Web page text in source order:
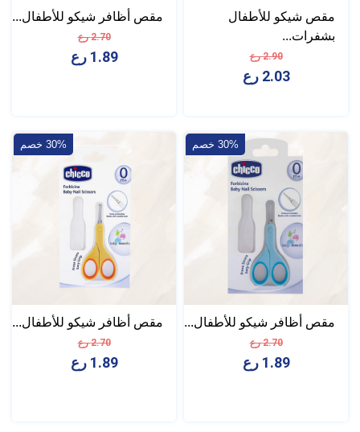
مقص شيكو للأطفال
بشفرات...
2.90 رع
2.03 رع
مقص أظافر شيكو للأطفال...
2.70 رع
1.89 رع
30% خصم
مقص أظافر شيكو للأطفال...
2.70 رع
1.89 رع
30% خصم
مقص أظافر شيكو للأطفال...
2.70 رع
1.89 رع